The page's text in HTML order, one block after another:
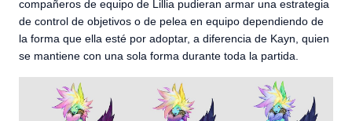
compañeros de equipo de Lillia pudieran armar una estrategia
de control de objetivos o de pelea en equipo dependiendo de
la forma que ella esté por adoptar, a diferencia de Kayn, quien
se mantiene con una sola forma durante toda la partida.